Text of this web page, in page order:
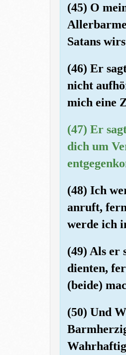
(45) O
Satans
(46) Er
nicht
mich eine
(47) Er
dich um
(48) Ich
anruft,
werde ich
(49) Als er
dienten,
(beide)
(50) Und